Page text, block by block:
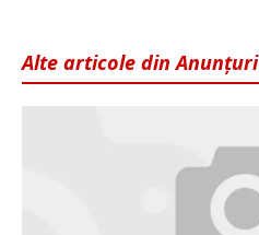
Alte articole din Anunțuri